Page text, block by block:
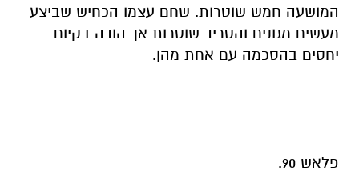
המושעה חמש שוטרות. שחם עצמו הכחיש שביצע
מעשים מגונים והטריד שוטרות אך הודה בקיום
יחסים בהסכמה עם אחת מהן.
פלאש 90.